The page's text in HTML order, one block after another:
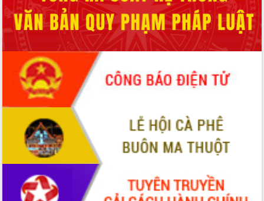
Xây dựng nền hành chính số đồng
hành cùng nông dân dân, doanh nghiệp
Giai đoạn 2026-2030, Đắk Lắk phấn
đấu có 77% xã đạt chuẩn nông thôn
mới
Chuyển đổi số 'mở đường' cho nông
nghiệp Đắk Lắk tăng trưởng bứt phá
Triển khai đồng bộ đo đạc, lập hồ sơ
địa chính, hoàn thiện cơ sở dữ liệu đất
Ứng dụng sinh trắc học - Bước tiến
trong hành trình chuyển đổi số tại Đắk
Đắk Lắk nâng cao hiệu quả công tác
Đảng từ Sổ tay đảng viên điện tử